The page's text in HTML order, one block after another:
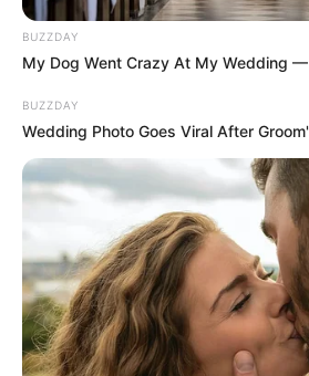
BUZZDAY
My Dog Went Crazy At My Wedding
BUZZDAY
Wedding Photo Goes Viral After